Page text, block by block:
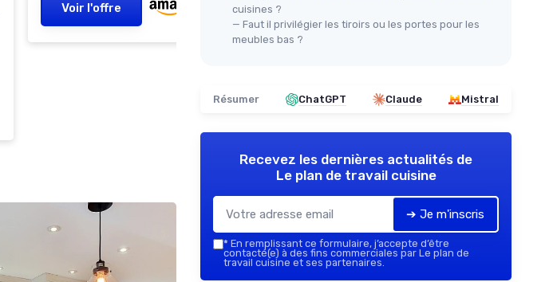
Voir l'offre
＋ Design élégant et pratique
＋
cuisines ?
— Faut il privilégier les tiroirs ou les portes pour les
meubles bas ?
Résumer ChatGPT Claude Mistral
Recevez les dernières actualités de
Le plan de travail cuisine
➔ Je m'inscris
* En remplissant ce formulaire, j’accepte d’être
contacté(e) à des fins commerciales par Le plan de
travail cuisine et ses partenaires.